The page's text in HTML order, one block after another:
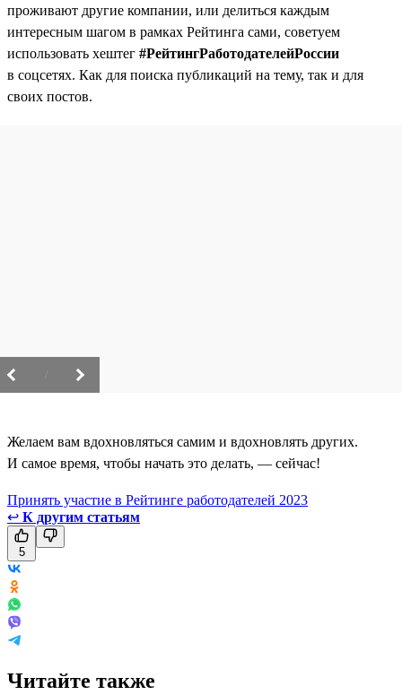
проживают другие компании, или делиться каждым
интересным шагом в рамках Рейтинга сами, советуем
использовать хештег #РейтингРаботодателейРоссии
в соцсетях. Как для поиска публикаций на тему, так и для
своих постов.
Желаем вам вдохновляться самим и вдохновлять других.
И самое время, чтобы начать это делать, — сейчас!
Принять участие в Рейтинге работодателей 2023
↩ К другим статьям
5
Читайте также